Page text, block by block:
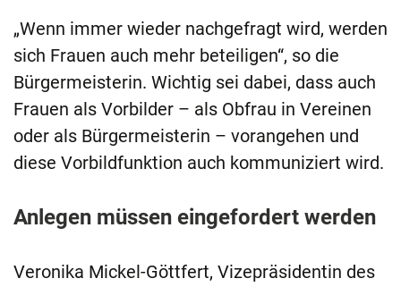
„Wenn immer wieder nachgefragt wird, werden
sich Frauen auch mehr beteiligen“, so die
Bürgermeisterin. Wichtig sei dabei, dass auch
Frauen als Vorbilder – als Obfrau in Vereinen
oder als Bürgermeisterin – vorangehen und
diese Vorbildfunktion auch kommuniziert wird.
Anlegen müssen eingefordert werden
Veronika Mickel-Göttfert, Vizepräsidentin des